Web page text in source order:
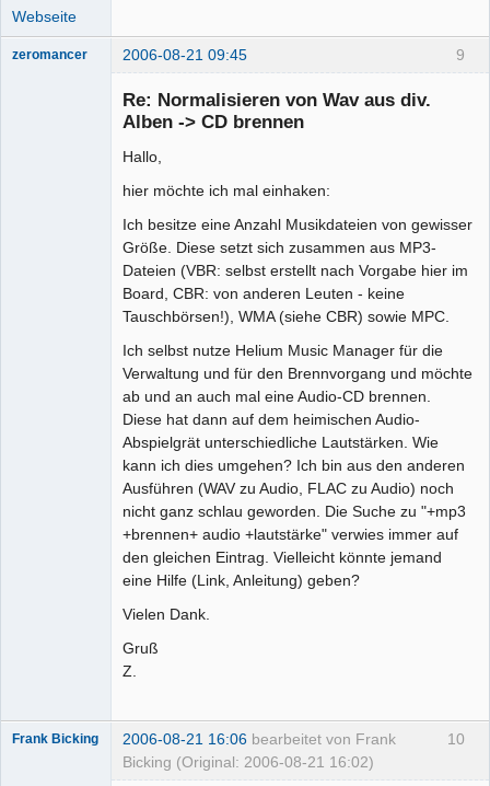
Webseite
9
zeromancer 2006-08-21 09:45
Re: Normalisieren von Wav aus div.
Alben -> CD brennen
Hallo,
hier möchte ich mal einhaken:
Ich besitze eine Anzahl Musikdateien von gewisser
Größe. Diese setzt sich zusammen aus MP3-
Dateien (VBR: selbst erstellt nach Vorgabe hier im
Board, CBR: von anderen Leuten - keine
Tauschbörsen!), WMA (siehe CBR) sowie MPC.
Ich selbst nutze Helium Music Manager für die
Verwaltung und für den Brennvorgang und möchte
ab und an auch mal eine Audio-CD brennen.
Diese hat dann auf dem heimischen Audio-
Abspielgrät unterschiedliche Lautstärken. Wie
kann ich dies umgehen? Ich bin aus den anderen
Ausführen (WAV zu Audio, FLAC zu Audio) noch
nicht ganz schlau geworden. Die Suche zu "+mp3
+brennen+ audio +lautstärke" verwies immer auf
den gleichen Eintrag. Vielleicht könnte jemand
eine Hilfe (Link, Anleitung) geben?
Vielen Dank.
Gruß
Z.
10
Frank Bicking 2006-08-21 16:06 bearbeitet von Frank
Bicking (Original: 2006-08-21 16:02)